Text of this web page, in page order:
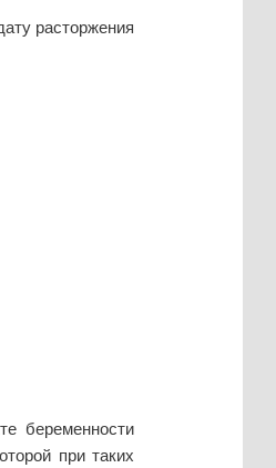
расторжения
беременности
при таких